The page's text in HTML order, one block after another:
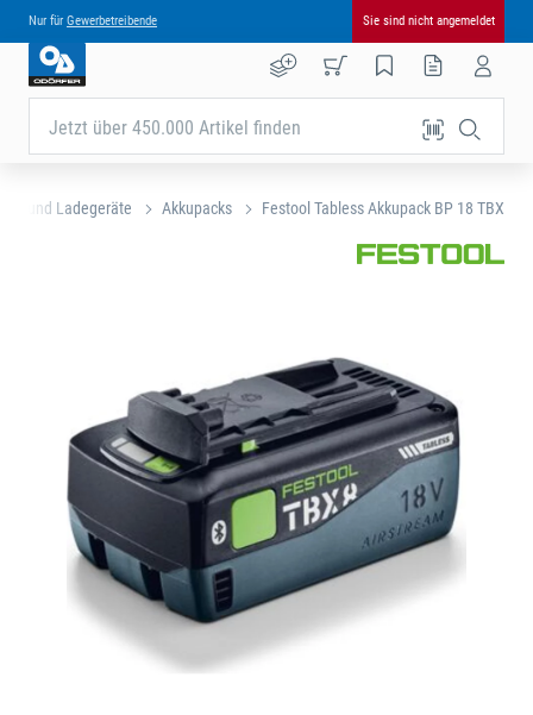
Nur für Gewerbetreibende Sie sind nicht angemeldet
Jetzt über 450.000 Artikel finden
und Ladegeräte Akkupacks Festool Tabless Akkupack BP 18 TBX